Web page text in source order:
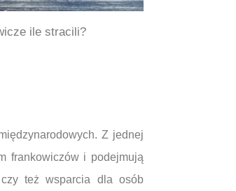
ile stracili?
Z jednej
frankowiczów i podejmują
też wsparcia dla osób